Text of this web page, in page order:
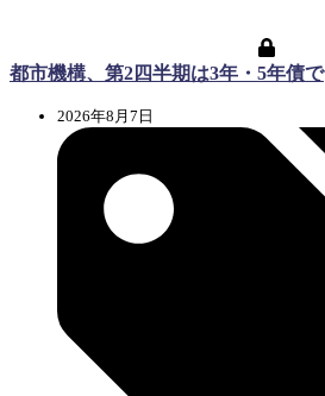
都市機構、第2四半期は3年・5年債で
2026年8月7日